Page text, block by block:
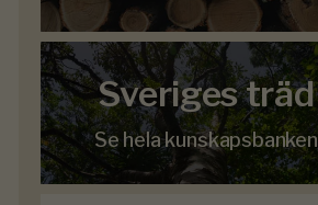
Sveriges träd
Se hela kunskapsbanken